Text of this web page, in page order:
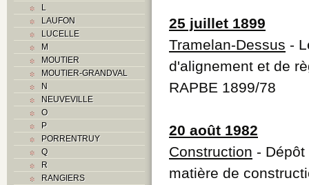
L
LAUFON
LUCELLE
M
MOUTIER
MOUTIER-GRANDVAL
N
NEUVEVILLE
O
P
PORRENTRUY
Q
R
RANGIERS
25 juillet 1899
Tramelan-Dessus -
d'alignement et de
RAPBE 1899/78
20 août 1982
Construction -
matière de